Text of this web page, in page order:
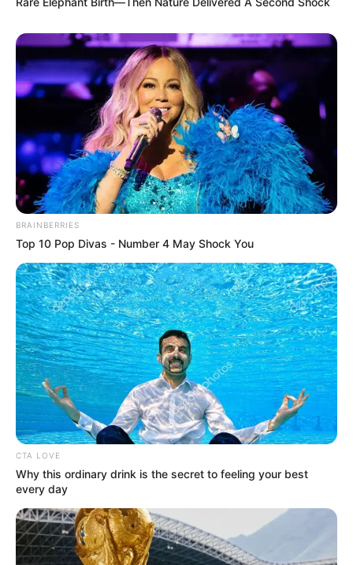
BRAINBERRIES
Top 10 Pop Divas - Number 4 May Shock You
CTA LOVE
Why this ordinary drink is the secret to feeling your best
every day